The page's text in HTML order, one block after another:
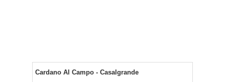
Cardano Al Campo - Casalgrande